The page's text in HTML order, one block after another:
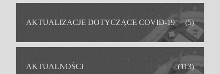
AKTUALIZACJE DOTYCZĄCE COVID-19 (5)
AKTUALNOŚCI (113)